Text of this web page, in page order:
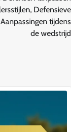
Defensieve
tijdens
de wedstrijd